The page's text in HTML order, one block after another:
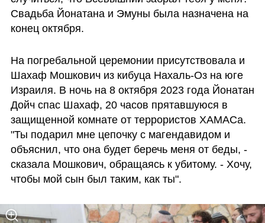
Свадьба Йонатана и Эмуны была назначена на
конец октября.
На погребальной церемонии присутствовала и
Шахаф Мошкович из кибуца Нахаль-Оз на юге
Израиля. В ночь на 8 октября 2023 года Йонатан
Дойч спас Шахаф, 20 часов прятавшуюся в
защищенной комнате от террористов ХАМАСа.
"Ты подарил мне цепочку с магендавидом и
объяснил, что она будет беречь меня от беды, -
сказала Мошкович, обращаясь к убитому. - Хочу,
чтобы мой сын был таким, как ты".